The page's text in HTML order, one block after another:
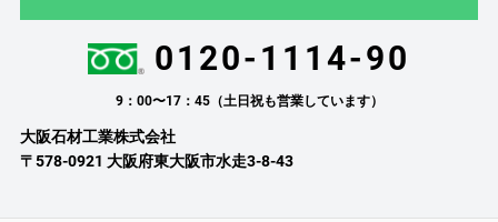
0120-1114-90
9：00〜17：45（土日祝も営業しています）
大阪石材工業株式会社
〒578-0921 大阪府東大阪市水走3-8-43